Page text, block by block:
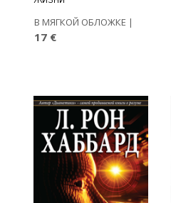
В МЯГКОЙ ОБЛОЖКЕ |
17 €